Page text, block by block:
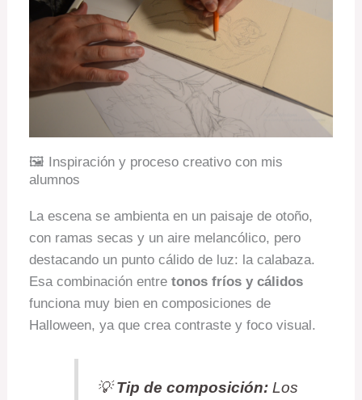
🖼️ Inspiración y proceso creativo con mis
alumnos
La escena se ambienta en un paisaje de otoño,
con ramas secas y un aire melancólico, pero
destacando un punto cálido de luz: la calabaza.
Esa combinación entretonos fríos y cálidos
funciona muy bien en composiciones de
Halloween, ya que crea contraste y foco visual.
💡Tip de composición:Los